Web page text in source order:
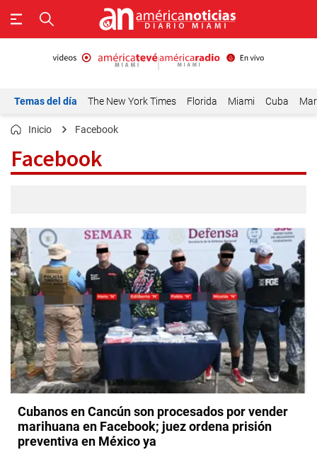
Temas del día The New York Times Florida Miami Cuba
Inicio Facebook
Facebook
Cubanos en Cancún son procesados por vender
marihuana en Facebook; juez ordena prisión
preventiva en México ya